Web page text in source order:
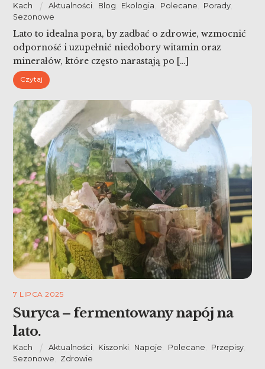
Kach Aktualności, Blog Ekologia Polecane Porady,
Sezonowe
Lato to idealna pora, by zadbać o zdrowie, wzmocnić
odporność i uzupełnić niedobory witamin oraz
minerałów, które często narastają po […]
Czytaj
7 LIPCA 2025
Suryca – fermentowany napój na
lato.
Kach Aktualności, Kiszonki, Napoje Polecane Przepisy,
Sezonowe
Zdrowie